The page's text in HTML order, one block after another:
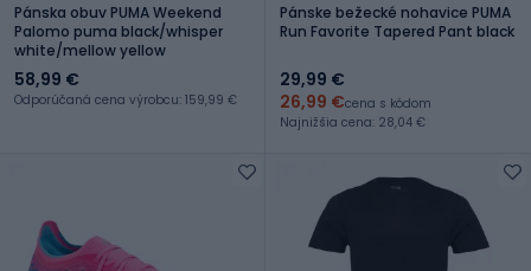
Pánska obuv PUMA Weekend
Palomo puma black/whisper
white/mellow yellow
58,99 €
Odporúčaná cena výrobcu: 159,99 €
Pánske bežecké nohavice PUMA
Run Favorite Tapered Pant black
29,99 €
26,99 €cena s kódom
Najnižšia cena: 28,04 €